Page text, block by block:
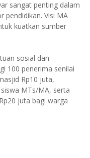
sangat penting dalam
pendidikan. Visi MA
kuatkan sumber
sosial dan
100 penerima senilai
Rp10 juta,
MTs/MA, serta
juta bagi warga